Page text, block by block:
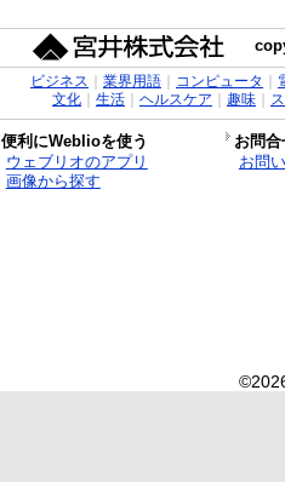
ビジネス 業界用語｜ コンピュータ
文化｜ 生活｜ ヘルスケア 趣味｜
便利にWeblioを使う
お問
ウェブリオのアプリ
画像から探す
お問